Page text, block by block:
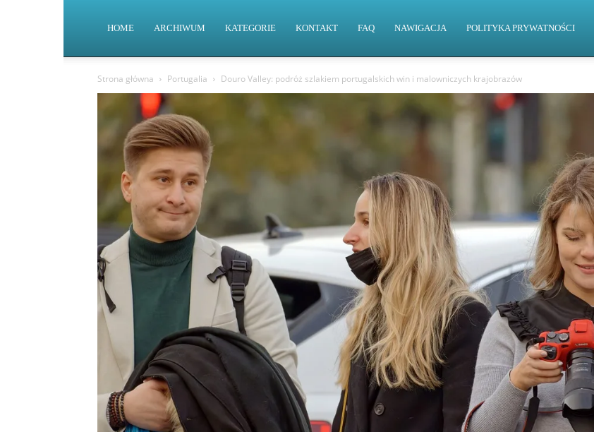
HOME ARCHIWUM KATEGORIE KONTAKT FAQ NAWIGACJA POLITYKA PRYWATNOŚCI
Strona główna Portugalia Douro Valley: podróż szlakiem portugalskich win i malowniczych krajobrazów